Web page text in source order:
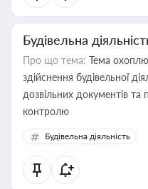
Будівельна
Про що тема: Тема
здійснення будівельної
дозвільних документів
контролю
Будівельна діяльність